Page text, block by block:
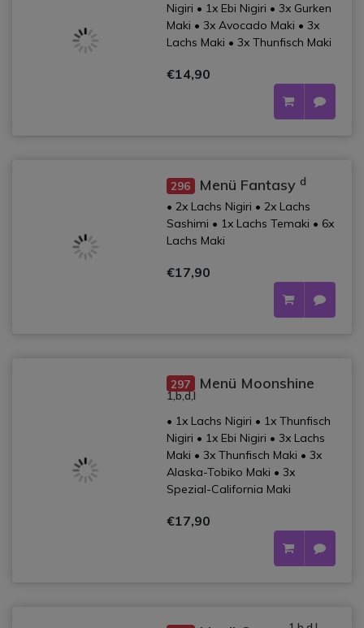
Nigiri • 1x Ebi Nigiri • 3x Gurken
Maki • 3x Avocado Maki • 3x
Lachs Maki • 3x Thunfisch Maki
€14,90
296 Menü Fantasy d
• 2x Lachs Nigiri • 2x Lachs
Sashimi • 1x Lachs Temaki • 6x
Lachs Maki
€17,90
297 Menü Moonshine
1,b,d,l
• 1x Lachs Nigiri • 1x Thunfisch
Nigiri • 1x Ebi Nigiri • 3x Lachs
Maki • 3x Thunfisch Maki • 3x
Alaska-Tobiko Maki • 3x
Spezial-California Maki
€17,90